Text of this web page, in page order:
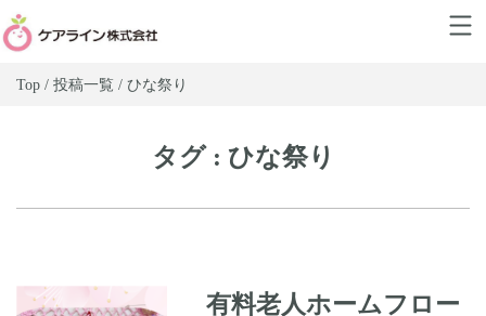
Top / 投稿一覧 / ひな祭り
タグ : ひな祭り
有料老人ホームフロー